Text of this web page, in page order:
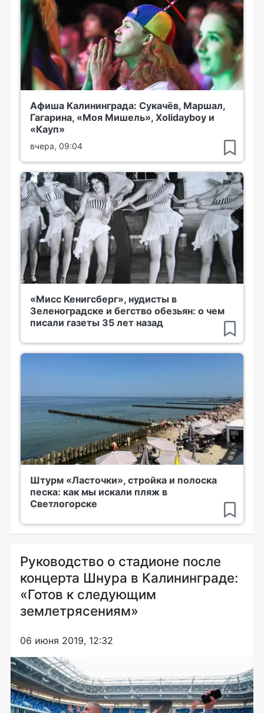
Афиша Калининграда: Сукачёв, Маршал,
Гагарина, «Моя Мишель», Xolidayboy и
«Кауп»
вчера, 09:04
«Мисс Кенигсберг», нудисты в
Зеленоградске и бегство обезьян: о чем
писали газеты 35 лет назад
Штурм «Ласточки», стройка и полоска
песка: как мы искали пляж в
Светлогорске
Руководство о стадионе после
концерта Шнура в Калининграде:
«Готов к следующим
землетрясениям»
06 июня 2019, 12:32